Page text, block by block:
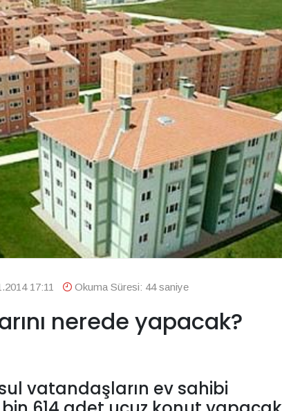
17:11 Okuma Süresi: 44 saniye
nerede yapacak?
vatandaşların ev sahibi